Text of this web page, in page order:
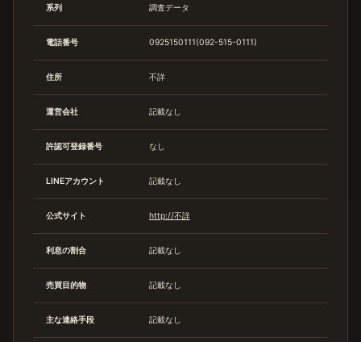
系列 調査データ
電話番号 0925150111(092-515-0111)
住所 不詳
運営会社 記載なし
許認可登録番号 なし
LINEアカウント 記載なし
公式サイト http://不詳
利息の割合 記載なし
売買目的物 記載なし
主な連絡手段 記載なし